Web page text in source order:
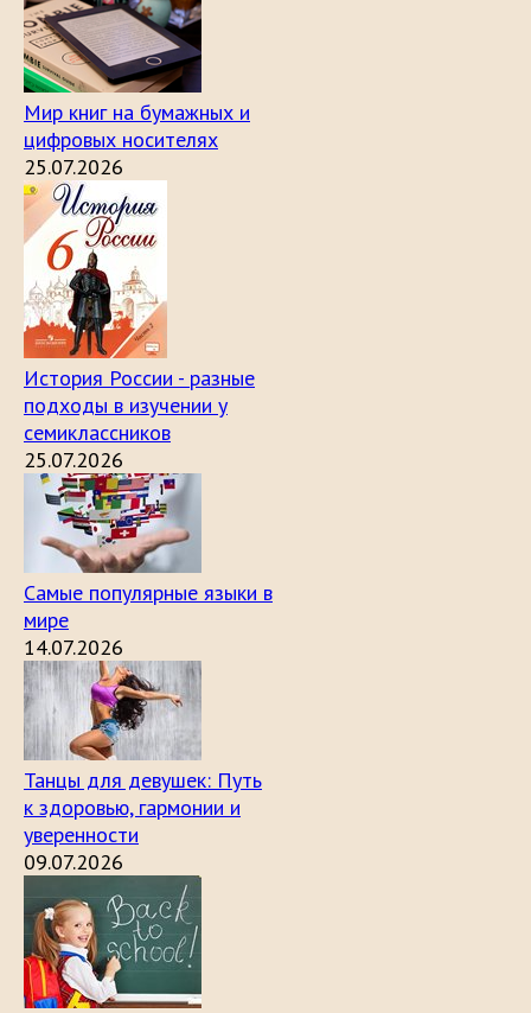
Мир книг на бумажных и
цифровых носителях
25.07.2026
История России - разные
подходы в изучении у
семиклассников
25.07.2026
Самые популярные языки в
мире
14.07.2026
Танцы для девушек: Путь
к здоровью, гармонии и
уверенности
09.07.2026